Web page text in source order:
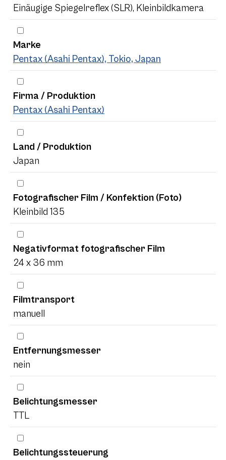
Einäugige Spiegelreflex (SLR), Kleinbildkamera
Marke
Pentax (Asahi Pentax), Tokio, Japan
Firma / Produktion
Pentax (Asahi Pentax)
Land / Produktion
Japan
Fotografischer Film / Konfektion (Foto)
Kleinbild 135
Negativformat fotografischer Film
24 x 36 mm
Filmtransport
manuell
Entfernungsmesser
nein
Belichtungsmesser
TTL
Belichtungssteuerung